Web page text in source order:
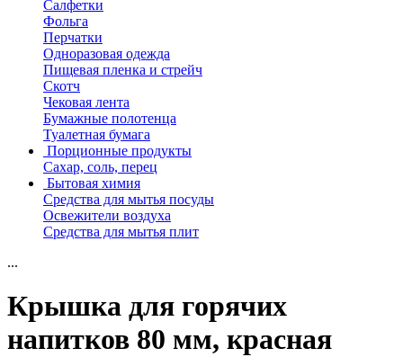
Салфетки
Фольга
Перчатки
Одноразовая одежда
Пищевая пленка и стрейч
Скотч
Чековая лента
Бумажные полотенца
Туалетная бумага
Порционные продукты
Сахар, соль, перец
Бытовая химия
Средства для мытья посуды
Освежители воздуха
Средства для мытья плит
...
Крышка для горячих
напитков 80 мм, красная